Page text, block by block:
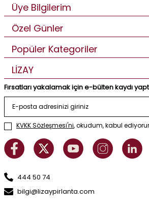
Üye Bilgilerim
Özel Günler
Popüler Kategoriler
LİZAY
Fırsatları yakalamak için e-bülten kaydı
KVKK Sözleşmesi'ni, okudum, kabul
444 50 74
bilgi@lizaypirlanta.com